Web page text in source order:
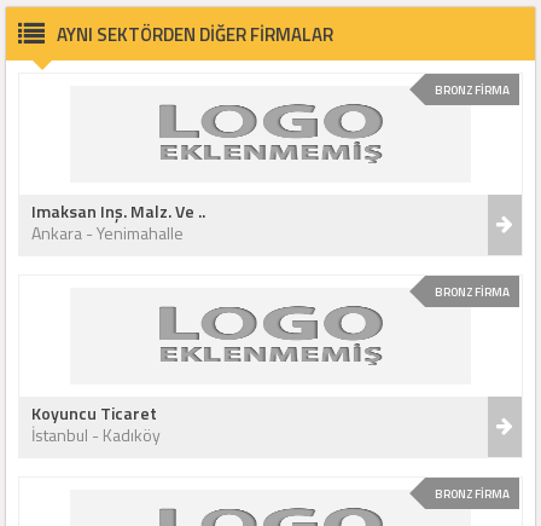
AYNI SEKTÖRDEN DİĞER FİRMALAR
BRONZ FİRMA
Imaksan Inş. Malz. Ve ..
Ankara - Yenimahalle
BRONZ FİRMA
Koyuncu Ticaret
İstanbul - Kadıköy
BRONZ FİRMA